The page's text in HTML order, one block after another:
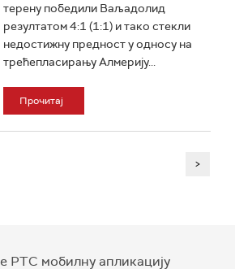
терену победили Ваљадолид
резултатом 4:1 (1:1) и тако стекли
недостижну предност у односу на
трећепласирању Алмерију...
Прочитај
>
РТС мобилну апликацију